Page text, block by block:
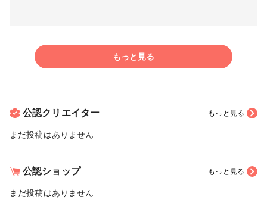
もっと見る
公認クリエイター もっと見る
まだ投稿はありません
公認ショップ もっと見る
まだ投稿はありません